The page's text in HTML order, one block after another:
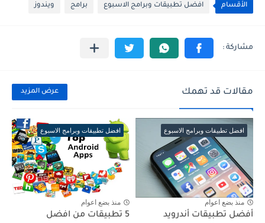
الأقسام افضل تطبيقات وبرامج الاسبوع برامج ويندوز
مقالات قد تهمك عرض المزيد
افضل تطبيقات وبرامج الاسبوع
منذ بضع اعوام
أفضل تطبيقات أندرويد
افضل تطبيقات وبرامج الاسبوع
منذ بضع اعوام
5 تطبيقات من افضل